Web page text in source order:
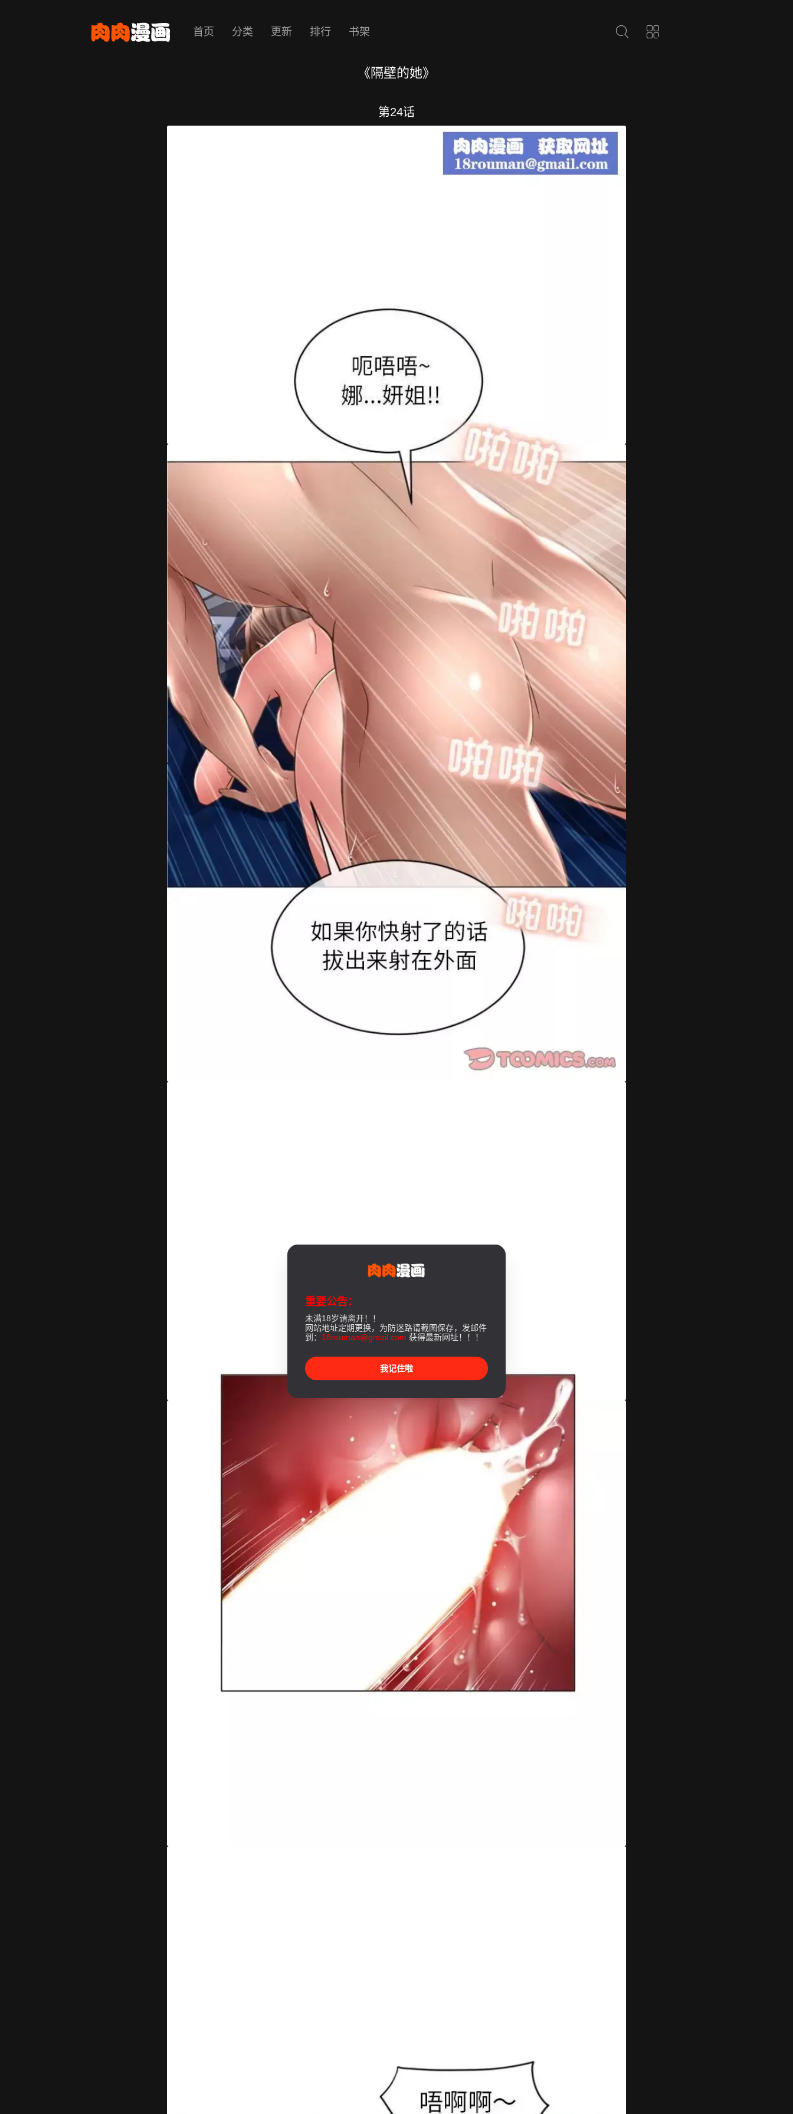
首页 分类 更新 排行 书架
《隔壁的她》
第24话
重要公告：
未满18岁请离开！！
网站地址定期更换，为防迷路请截图保存，发邮件
到： 18rouman@gmail.com 获得最新网址！！！
我记住啦